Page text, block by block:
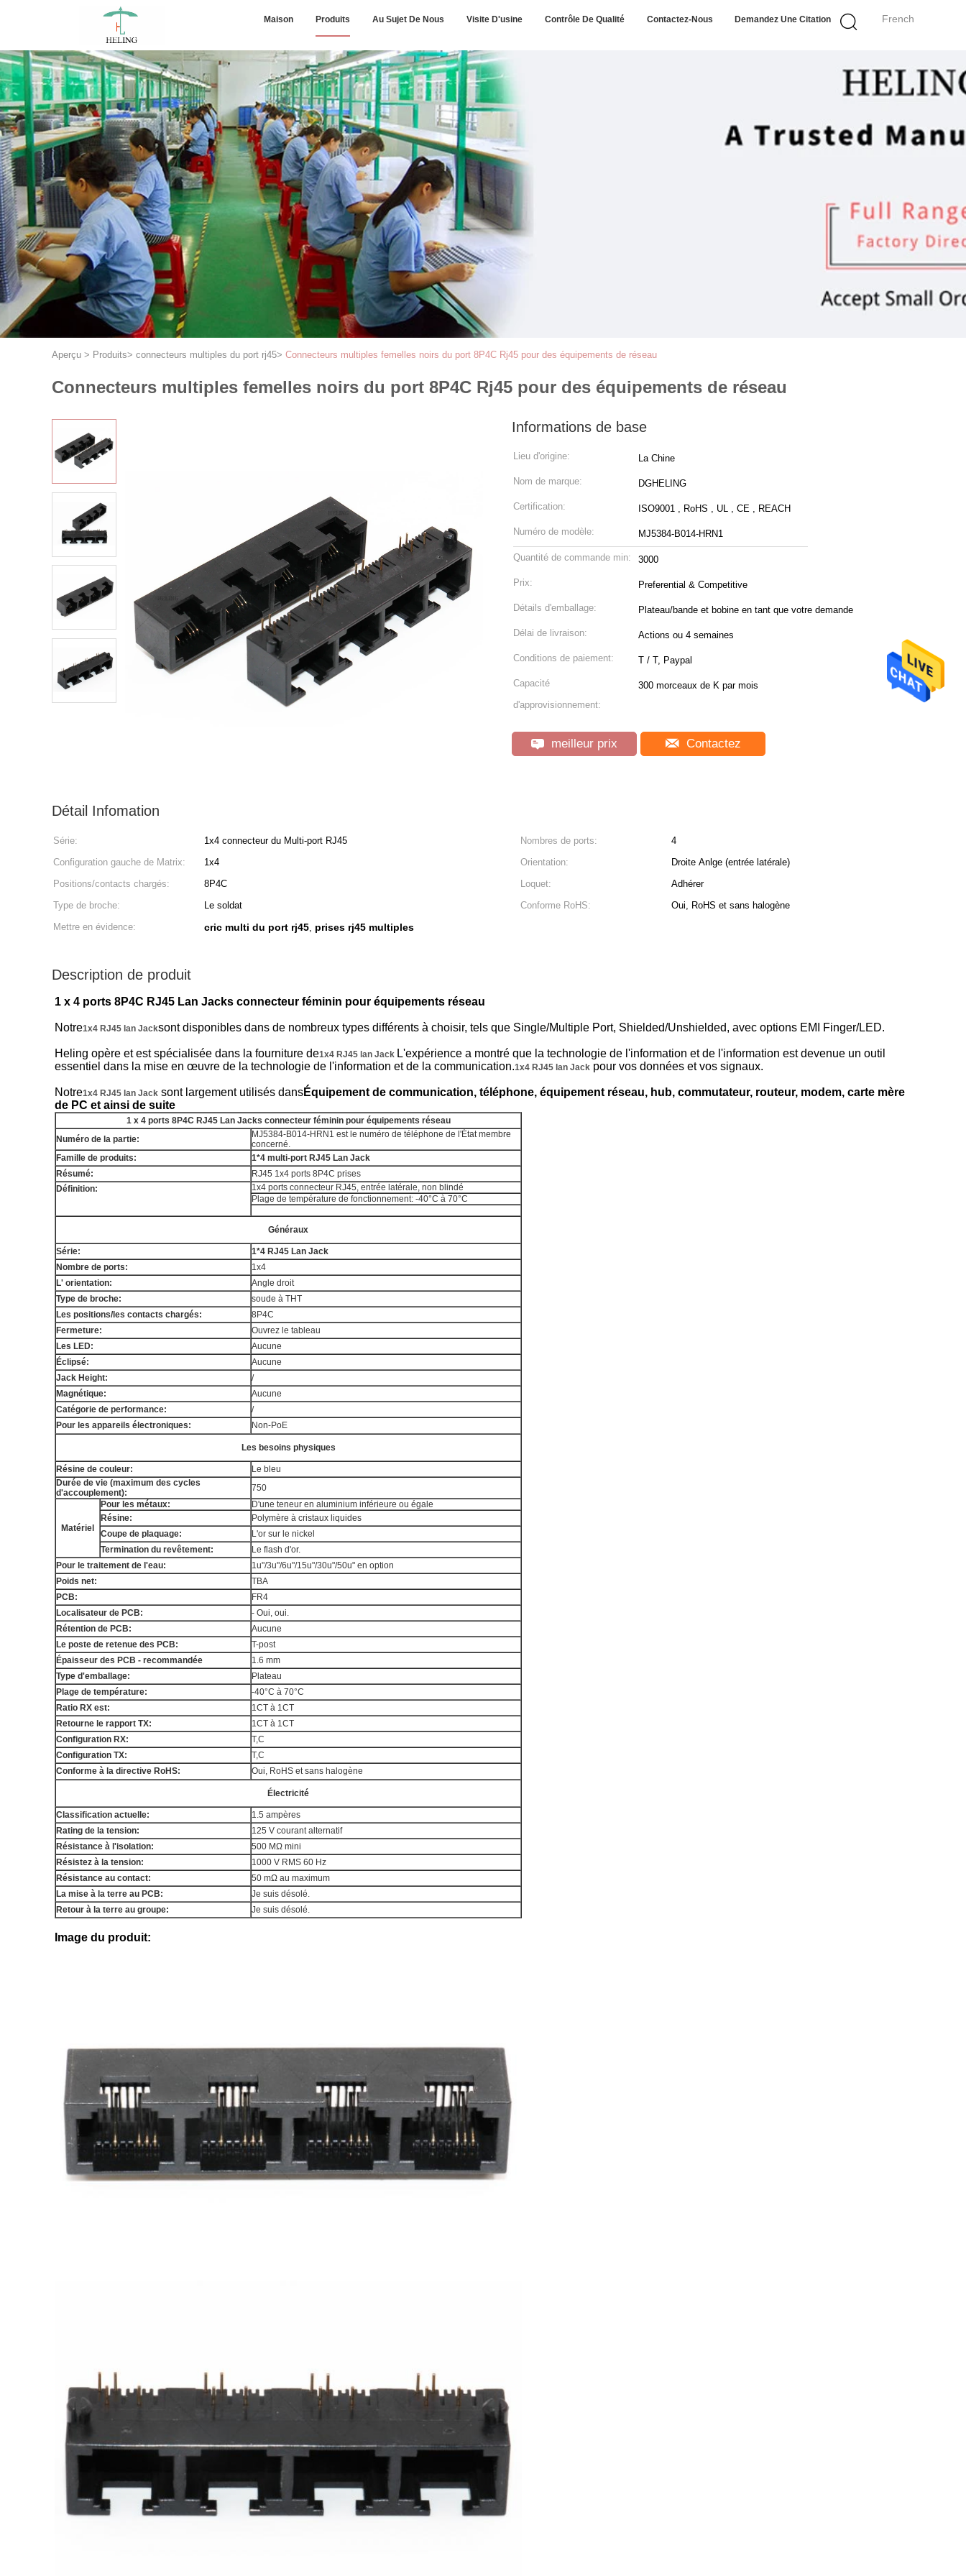
French
Maison Produits Au Sujet De Nous Visite D'usine Contrôle De Qualité Contactez-Nous Demandez Une Citation
Aperçu > Produits> connecteurs multiples du port rj45> Connecteurs multiples femelles noirs du port 8P4C Rj45 pour des équipements de réseau
Connecteurs multiples femelles noirs du port 8P4C Rj45 pour des équipements de réseau
Informations de base
Lieu d'origine: La Chine
Nom de marque: DGHELING
Certification: ISO9001 , RoHS , UL , CE , REACH
Numéro de modèle: MJ5384-B014-HRN1
Quantité de commande min: 3000
Prix: Preferential & Competitive
Détails d'emballage: Plateau/bande et bobine en tant que votre demande
Délai de livraison: Actions ou 4 semaines
Conditions de paiement: T / T, Paypal
Capacité
d'approvisionnement:
300 morceaux de K par mois
meilleur prix Contactez
Détail Infomation
Série: 1x4 connecteur du Multi-port RJ45 Nombres de ports:
4
Configuration gauche de Matrix:
1x4 Orientation:
Droite Anlge (entrée latérale)
Positions/contacts chargés:
8P4C Loquet:
Adhérer
Type de broche:
Le soldat Conforme RoHS:
Oui, RoHS et sans halogène
Mettre en évidence:
cric multi du port rj45, prises rj45 multiples
Description de produit
1 x 4 ports 8P4C RJ45 Lan Jacks connecteur féminin pour équipements réseau
Notre1x4 RJ45 lan Jacksont disponibles dans de nombreux types différents à choisir, tels que Single/Multiple Port, Shielded/Unshielded, avec options EMI Finger/LED.
Heling opère et est spécialisée dans la fourniture de1x4 RJ45 lan Jack L'expérience a montré que la technologie de l'information et de l'information est devenue un outil
essentiel dans la mise en œuvre de la technologie de l'information et de la communication.1x4 RJ45 lan Jack pour vos données et vos signaux.
Notre1x4 RJ45 lan Jack sont largement utilisés dansÉquipement de communication, téléphone, équipement réseau, hub, commutateur, routeur, modem, carte mère
de PC et ainsi de suite
1 x 4 ports 8P4C RJ45 Lan Jacks connecteur féminin pour équipements réseau
Numéro de la partie:
MJ5384-B014-HRN1 est le numéro de téléphone de l'État membre
concerné.
Famille de produits:
1*4 multi-port RJ45 Lan Jack
Résumé:
RJ45 1x4 ports 8P4C prises
Définition:
1x4 ports connecteur RJ45, entrée latérale, non blindé
Plage de température de fonctionnement: -40°C à 70°C
Généraux
Série:
1*4 RJ45 Lan Jack
Nombre de ports:
1x4
L' orientation:
Angle droit
Type de broche:
soude à THT
Les positions/les contacts chargés:
8P4C
Fermeture:
Ouvrez le tableau
Les LED:
Aucune
Éclipsé:
Aucune
Jack Height:
/
Magnétique:
Aucune
Catégorie de performance:
/
Pour les appareils électroniques:
Non-PoE
Les besoins physiques
Résine de couleur:
Le bleu
Durée de vie (maximum des cycles
d'accouplement):
750
Matériel
Pour les métaux:
D'une teneur en aluminium inférieure ou égale
Résine:
Polymère à cristaux liquides
Coupe de plaquage:
L'or sur le nickel
Termination du revêtement:
Le flash d'or.
Pour le traitement de l'eau:
1u"/3u"/6u"/15u"/30u"/50u" en option
Poids net:
TBA
PCB:
FR4
Localisateur de PCB:
- Oui, oui.
Rétention de PCB:
Aucune
Le poste de retenue des PCB:
T-post
Épaisseur des PCB - recommandée
1.6 mm
Type d'emballage:
Plateau
Plage de température:
-40°C à 70°C
Ratio RX est:
1CT à 1CT
Retourne le rapport TX:
1CT à 1CT
Configuration RX:
T,C
Configuration TX:
T,C
Conforme à la directive RoHS:
Oui, RoHS et sans halogène
Électricité
Classification actuelle:
1.5 ampères
Rating de la tension:
125 V courant alternatif
Résistance à l'isolation:
500 MΩ mini
Résistez à la tension:
1000 V RMS 60 Hz
Résistance au contact:
50 mΩ au maximum
La mise à la terre au PCB:
Je suis désolé.
Retour à la terre au groupe:
Je suis désolé.
Image du produit: